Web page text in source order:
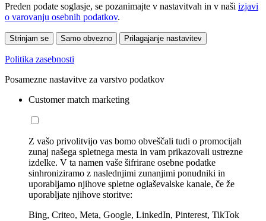
Preden podate soglasje, se pozanimajte v nastavitvah in v naši izjavi
o varovanju osebnih podatkov.
Strinjam se Samo obvezno Prilagajanje nastavitev
Politika zasebnosti
Posamezne nastavitve za varstvo podatkov
Customer match marketing
Z vašo privolitvijo vas bomo obveščali tudi o promocijah
zunaj našega spletnega mesta in vam prikazovali ustrezne
izdelke. V ta namen vaše šifrirane osebne podatke
sinhroniziramo z naslednjimi zunanjimi ponudniki in
uporabljamo njihove spletne oglaševalske kanale, če že
uporabljate njihove storitve:
Bing, Criteo, Meta, Google, LinkedIn, Pinterest, TikTok